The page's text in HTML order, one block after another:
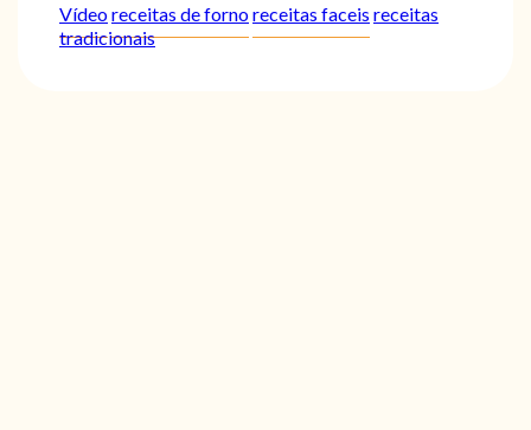
Vídeoreceitas de fornoreceitas faceis receitas
tradicionais